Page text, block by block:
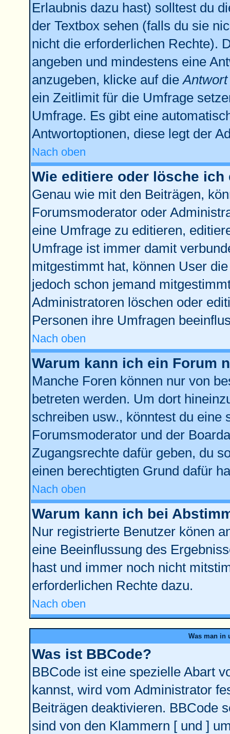
Erlaubnis dazu hast) solltest du
der Textbox sehen (falls du sie
nicht die erforderlichen Rechte).
angeben und mindestens eine
anzugeben, klicke auf die
ein Zeitlimit für die Umfrage
Umfrage. Es gibt eine
Antwortoptionen, diese legt der
Nach oben
Wie editiere oder lösche ich
Genau wie mit den Beiträgen,
Forumsmoderator oder
eine Umfrage zu editieren,
Umfrage ist immer damit
mitgestimmt hat, können User
jedoch schon jemand
Administratoren löschen oder
Personen ihre Umfragen
Nach oben
Warum kann ich ein Forum
Manche Foren können nur von
betreten werden. Um dort
schreiben usw., könntest du eine
Forumsmoderator und der
Zugangsrechte dafür geben, du
einen berechtigten Grund dafür
Nach oben
Warum kann ich bei
Nur registrierte Benutzer könen
eine Beeinflussung des
hast und immer noch nicht
erforderlichen Rechte dazu.
Nach oben
Was man in
Was ist BBCode?
BBCode ist eine spezielle Abart
kannst, wird vom Administrator
Beiträgen deaktivieren. BBCode
sind von den Klammern [ und ]